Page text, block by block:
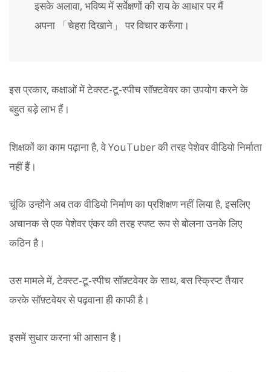
इसके अलावा, भविष्य में सर्वेक्षणों की राय के आधार पर मैं
अपना 「चेहरा दिखाने」 पर विचार करूँगा।
इस प्रकार, कक्षाओं में टेक्स्ट-टू-स्पीच सॉफ़्टवेयर का उपयोग करने के
बहुत बड़े लाभ हैं।
शिक्षकों का काम पढ़ाना है, वे YouTuber की तरह पेशेवर वीडियो निर्माता
नहीं हैं।
चूंकि उन्होंने अब तक वीडियो निर्माण का प्रशिक्षण नहीं लिया है, इसलिए
अचानक से एक पेशेवर एंकर की तरह स्पष्ट रूप से बोलना उनके लिए
कठिन है।
उस मामले में, टेक्स्ट-टू-स्पीच सॉफ़्टवेयर के साथ, बस स्क्रिप्ट तैयार
करके सॉफ़्टवेयर से पढ़वाना ही काफी है।
इसमें सुधार करना भी आसान है।